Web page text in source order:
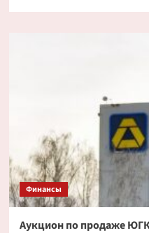
может
сохранить
стабильность
Финансы
Аукцион по продаже